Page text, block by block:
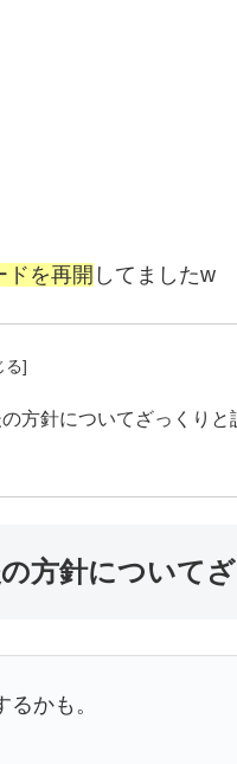
ド を再開 してましたw
方針についてざっくりと
方針について
かも。